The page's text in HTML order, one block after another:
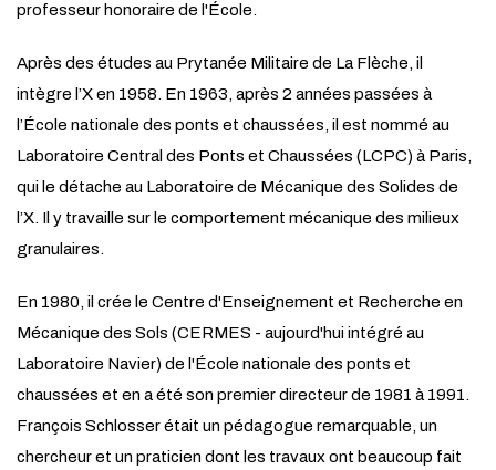
professeur honoraire de l'École.
Après des études au Prytanée Militaire de La Flèche, il
intègre l’X en 1958. En 1963, après 2 années passées à
l’École nationale des ponts et chaussées, il est nommé au
Laboratoire Central des Ponts et Chaussées (LCPC) à Paris,
qui le détache au Laboratoire de Mécanique des Solides de
l’X. Il y travaille sur le comportement mécanique des milieux
granulaires.
En 1980, il crée le Centre d'Enseignement et Recherche en
Mécanique des Sols (CERMES - aujourd'hui intégré au
Laboratoire Navier) de l'École nationale des ponts et
chaussées et en a été son premier directeur de 1981 à 1991.
François Schlosser était un pédagogue remarquable, un
chercheur et un praticien dont les travaux ont beaucoup fait